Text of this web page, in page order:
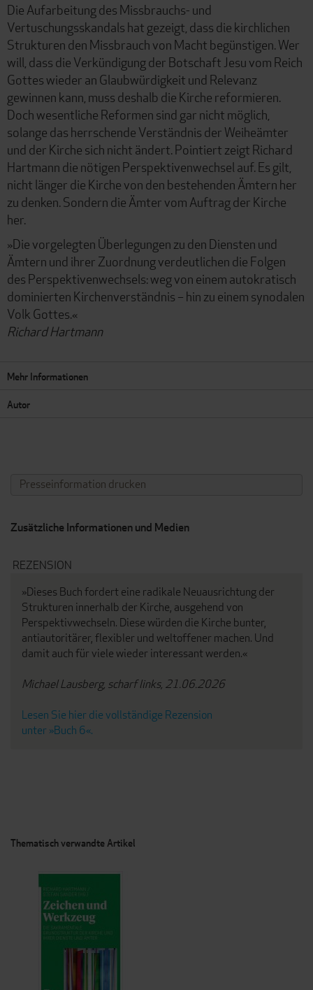
Die Aufarbeitung des Missbrauchs- und
Vertuschungsskandals hat gezeigt, dass die kirchlichen
Strukturen den Missbrauch von Macht begünstigen. Wer
will, dass die Verkündigung der Botschaft Jesu vom Reich
Gottes wieder an Glaubwürdigkeit und Relevanz
gewinnen kann, muss deshalb die Kirche reformieren.
Doch wesentliche Reformen sind gar nicht möglich,
solange das herrschende Verständnis der Weiheämter
und der Kirche sich nicht ändert. Pointiert zeigt Richard
Hartmann die nötigen Perspektivenwechsel auf. Es gilt,
nicht länger die Kirche von den bestehenden Ämtern her
zu denken. Sondern die Ämter vom Auftrag der Kirche
her.
»Die vorgelegten Überlegungen zu den Diensten und
Ämtern und ihrer Zuordnung verdeutlichen die Folgen
des Perspektivenwechsels: weg von einem autokratisch
dominierten Kirchenverständnis – hin zu einem synodalen
Volk Gottes.«
Richard Hartmann
Mehr Informationen
Autor
Presseinformation drucken
Zusätzliche Informationen und Medien
REZENSION
»Dieses Buch fordert eine radikale Neuausrichtung der
Strukturen innerhalb der Kirche, ausgehend von
Perspektivwechseln. Diese würden die Kirche bunter,
antiautoritärer, flexibler und weltoffener machen. Und
damit auch für viele wieder interessant werden.«
Michael Lausberg, scharf links, 21.06.2026
Lesen Sie hier die vollständige Rezension
unter »Buch 6«.
Thematisch verwandte Artikel